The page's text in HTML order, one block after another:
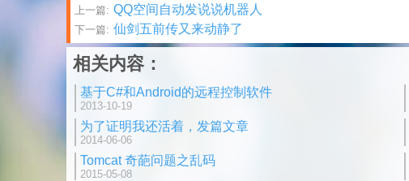
文
章
分
页
上一篇: QQ空间自动发说说机器人
下一篇: 仙剑五前传又来动静了
相关内容：
基于C#和Android的远程控制软件
2013-10-19
为了证明我还活着，发篇文章
2014-06-06
Tomcat 奇葩问题之乱码
2015-05-08